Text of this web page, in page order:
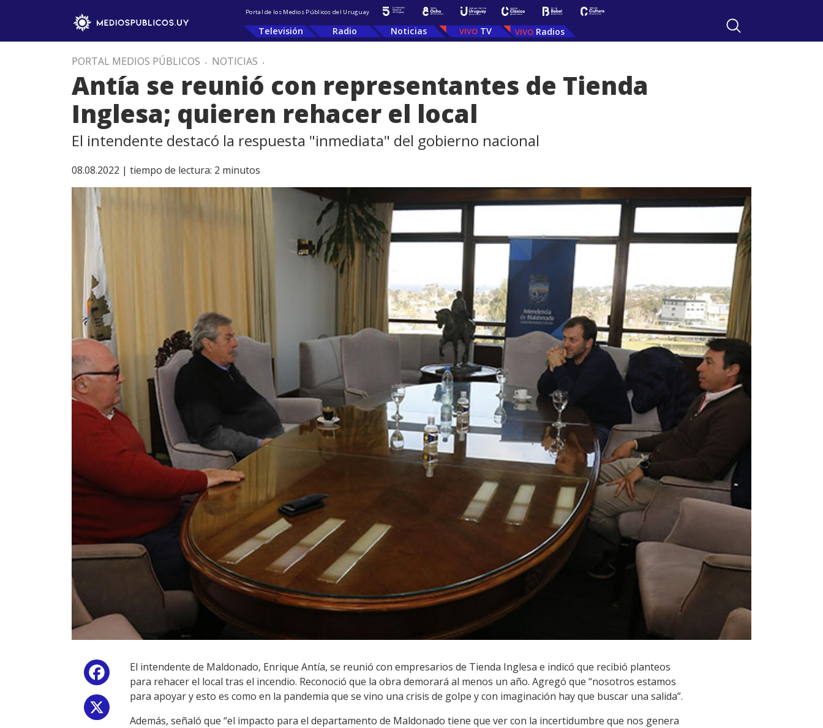
Portal de los Medios Públicos del Uruguay
Televisión Radio Noticias TV Radios
PORTAL MEDIOS PÚBLICOS . NOTICIAS .
Antía se reunió con representantes de Tienda
Inglesa; quieren rehacer el local
El intendente destacó la respuesta "inmediata" del gobierno nacional
08.08.2022 | tiempo de lectura: 2 minutos
Facebook
El intendente de Maldonado, Enrique Antía, se reunió con empresarios de Tienda Inglesa e indicó que recibió planteos
para rehacer el local tras el incendio. Reconoció que la obra demorará al menos un año. Agregó que “nosotros estamos
para apoyar y esto es como en la pandemia que se vino una crisis de golpe y con imaginación hay que buscar una salida”.
Además, señaló que “el impacto para el departamento de Maldonado tiene que ver con la incertidumbre que nos genera